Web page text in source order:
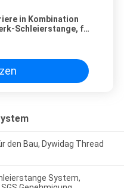
in Kombination
Schleierstange, für
den Bau, Dywidag Thread
System,